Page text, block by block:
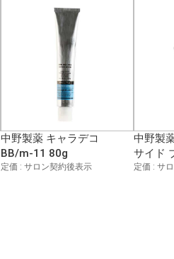
中野製薬 キャラデコ
BB/m-11 80g
定価 : サロン契約後表示
中野製
サイド
定価 : サ